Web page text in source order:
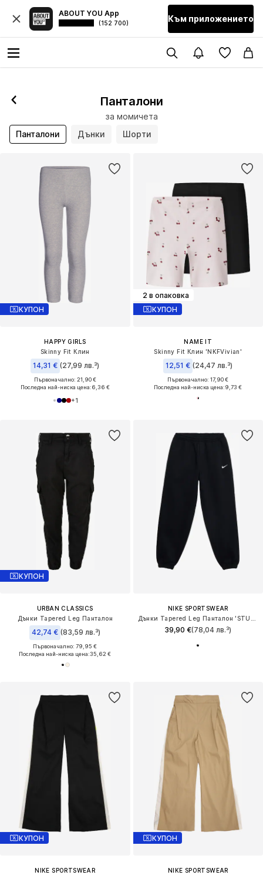
ABOUT YOU App
(152 700) Към приложението
Панталони
за момичета
Панталони
Дънки Шорти
КУПОН
HAPPY GIRLS
Skinny Fit Клин
14,31 € (27,99 лв.³)
Първоначално: 21,90 €
Последна най-ниска цена:6,36 €
+1
2 в опаковка
КУПОН
NAME IT
Skinny Fit Клин 'NKFVivian'
12,51 € (24,47 лв.³)
Първоначално: 17,90 €
Последна най-ниска цена:9,73 €
КУПОН
URBAN CLASSICS
Дънки Tapered Leg Панталон
42,74 € (83,59 лв.³)
Първоначално: 79,95 €
Последна най-ниска цена:35,62 €
NIKE SPORTSWEAR
39,90 €(78,04 лв.³)
КУПОН
NIKE SPORTSWEAR
КУПОН
NIKE SPORTSWEAR